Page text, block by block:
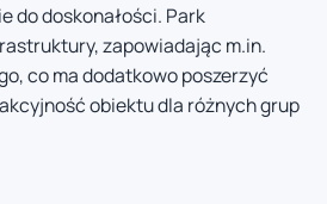
do doskonałości. Park
zapowiadając m.in.
co ma dodatkowo poszerzyć
obiektu dla różnych grup